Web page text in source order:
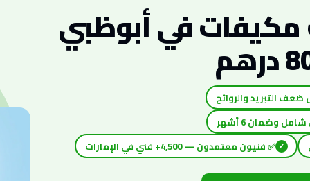
في أبوظبي
✓ ✅ فنيون معتمدون — 4,500+ فني في الإمارات